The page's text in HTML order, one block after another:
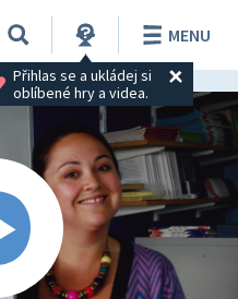
Přihlas se a ukládej si
oblíbené hry a videa.
MENU